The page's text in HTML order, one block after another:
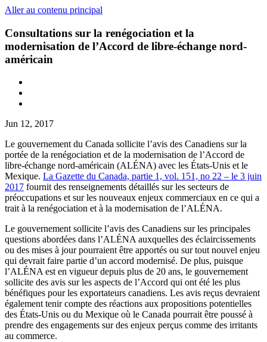
Aller au contenu principal
Consultations sur la renégociation et la
modernisation de l’Accord de libre-échange nord-
américain
Jun 12, 2017
Le gouvernement du Canada sollicite l’avis des Canadiens sur la
portée de la renégociation et de la modernisation de l’Accord de
libre-échange nord-américain (ALÉNA) avec les États-Unis et le
Mexique. La Gazette du Canada, partie 1, vol. 151, no 22 – le 3 juin
2017 fournit des renseignements détaillés sur les secteurs de
préoccupations et sur les nouveaux enjeux commerciaux en ce qui a
trait à la renégociation et à la modernisation de l’ALÉNA.
Le gouvernement sollicite l’avis des Canadiens sur les principales
questions abordées dans l’ALÉNA auxquelles des éclaircissements
ou des mises à jour pourraient être apportés ou sur tout nouvel enjeu
qui devrait faire partie d’un accord modernisé. De plus, puisque
l’ALÉNA est en vigueur depuis plus de 20 ans, le gouvernement
sollicite des avis sur les aspects de l’Accord qui ont été les plus
bénéfiques pour les exportateurs canadiens. Les avis reçus devraient
également tenir compte des réactions aux propositions potentielles
des États-Unis ou du Mexique où le Canada pourrait être poussé à
prendre des engagements sur des enjeux perçus comme des irritants
au commerce.